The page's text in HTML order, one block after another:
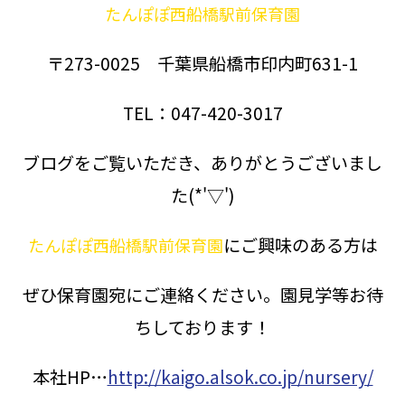
たんぽぽ西船橋駅前保育園
〒273-0025 千葉県船橋市印内町631-1
TEL：047-420-3017
ブログをご覧いただき、ありがとうございまし
た(*'▽')
たんぽぽ西船橋駅前保育園にご興味のある方は
ぜひ保育園宛にご連絡ください。園見学等お待
ちしております！
本社HP…http://kaigo.alsok.co.jp/nursery/